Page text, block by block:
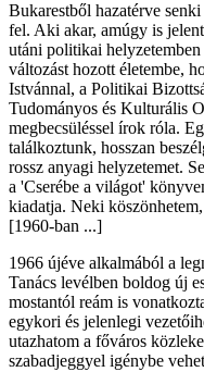
Bukarestből hazatérve
fel. Aki akar, amúgy is
utáni politikai
változást hozott életembe,
Istvánnal, a Politikai
Tudományos és Kulturális
megbecsüléssel írok róla.
találkoztunk, hosszan
rossz anyagi helyzetemet.
a 'Cserébe a világot'
kiadatja. Neki
[1960-ban ...]
1966 újéve alkalmából a
Tanács levélben boldog új
mostantól reám is
egykori és jelenlegi
utazhatom a főváros
szabadjeggyel igénybe